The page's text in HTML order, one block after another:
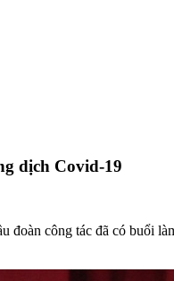
dịch Covid-19
công tác đã có buổi